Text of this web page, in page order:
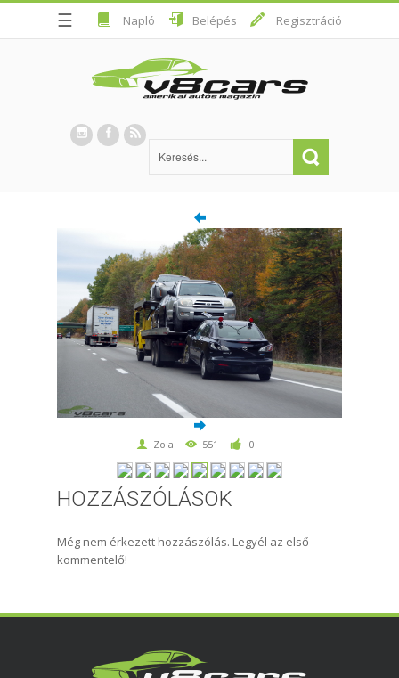
☰ Napló Belépés Regisztráció
Zola 551 0
HOZZÁSZÓLÁSOK
Még nem érkezett hozzászólás. Legyél az első
kommentelő!